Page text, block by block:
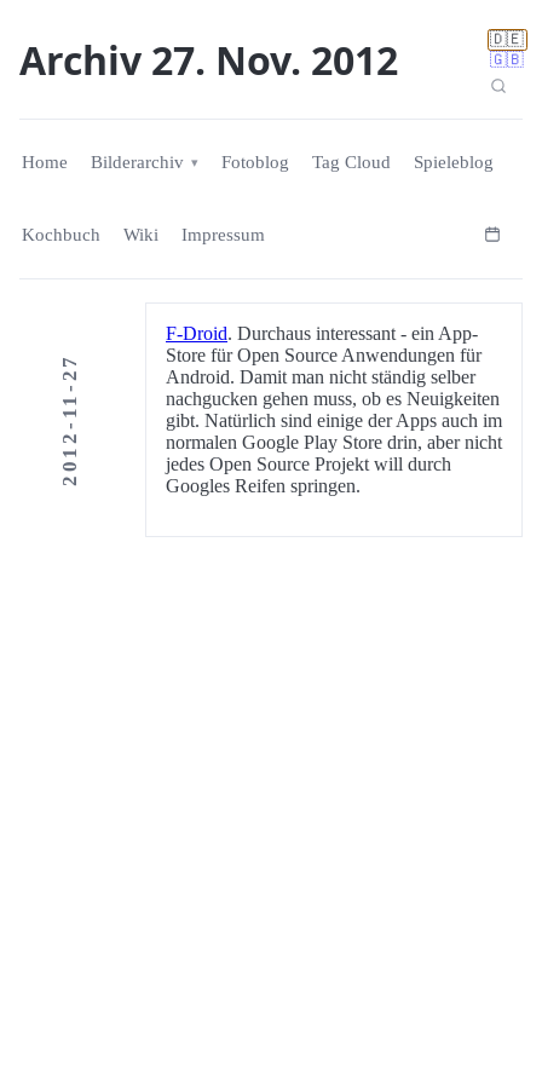
🇩🇪
🇬🇧
Archiv 27. Nov. 2012
Home Bilderarchiv Fotoblog Tag Cloud Spieleblog
Kochbuch Wiki Impressum
2012-11-27
F-Droid. Durchaus interessant - ein App-
Store für Open Source Anwendungen für
Android. Damit man nicht ständig selber
nachgucken gehen muss, ob es Neuigkeiten
gibt. Natürlich sind einige der Apps auch im
normalen Google Play Store drin, aber nicht
jedes Open Source Projekt will durch
Googles Reifen springen.